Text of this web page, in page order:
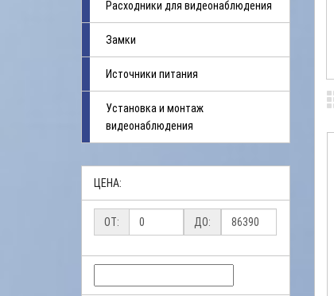
Расходники для видеонаблюдения
Замки
Источники питания
Установка и монтаж
видеонаблюдения
ЦЕНА:
ОТ: ДО: